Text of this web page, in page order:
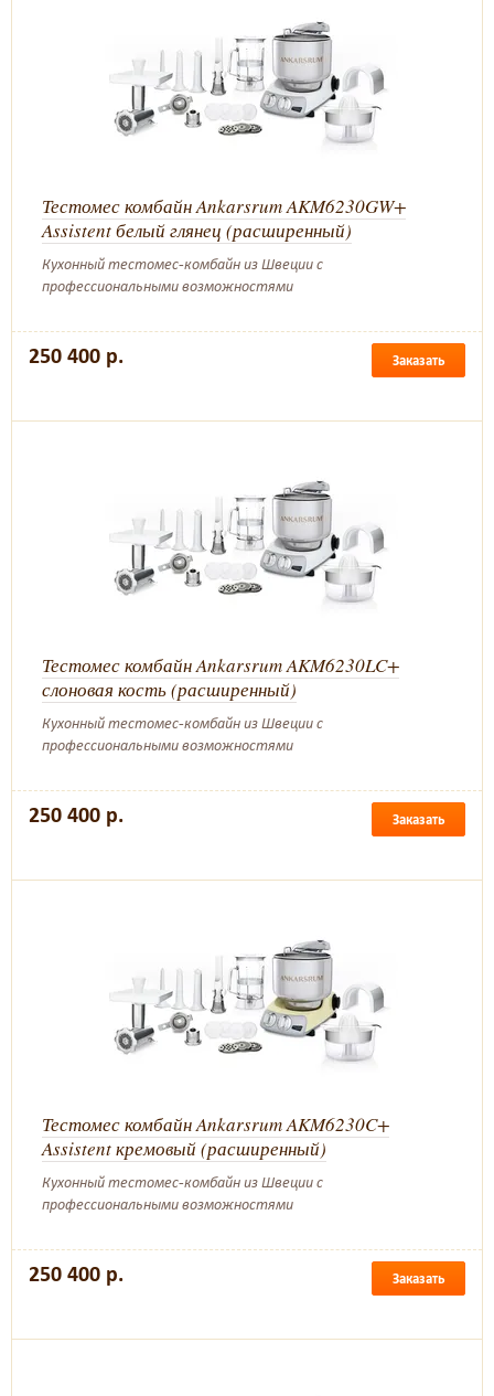
Тестомес комбайн Ankarsrum AKM6230GW+
Assistent белый глянец (расширенный)
Кухонный тестомес-комбайн из Швеции с
профессиональными возможностями
250 400 р. Заказать
Тестомес комбайн Ankarsrum AKM6230LC+
слоновая кость (расширенный)
Кухонный тестомес-комбайн из Швеции с
профессиональными возможностями
250 400 р. Заказать
Тестомес комбайн Ankarsrum AKM6230C+
Assistent кремовый (расширенный)
Кухонный тестомес-комбайн из Швеции с
профессиональными возможностями
250 400 р. Заказать